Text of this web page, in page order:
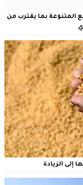
المتنوعة بما يقترب من
إلى الزيادة